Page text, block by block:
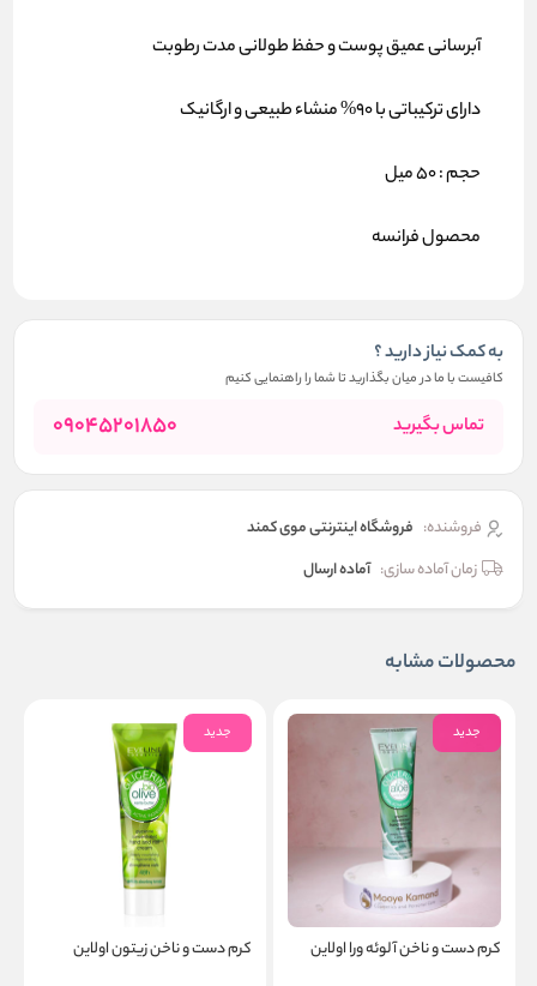
آبرسانی عمیق پوست و حفظ طولانی مدت رطوبت
دارای ترکیباتی با 90% منشاء طبیعی و ارگانیک
حجم : 50 میل
محصول فرانسه
به کمک نیاز دارید ؟
کافیست با ما در میان بگذارید تا شما را راهنمایی کنیم
تماس بگیرید 09045201850
فروشنده: فروشگاه اینترنتی موی کمند
زمان آماده سازی: آماده ارسال
محصولات مشابه
جدید
کرم دست و ناخن آلوئه ورا اولاین
جدید
کرم دست و ناخن زیتون اولاین